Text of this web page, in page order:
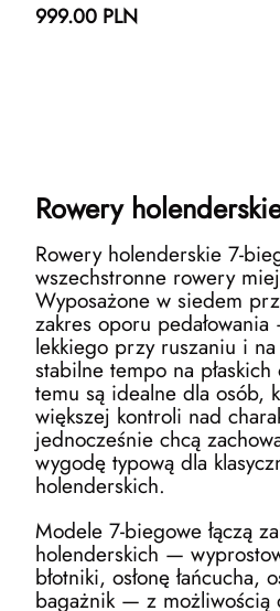
999.00 PLN
Rowery
Rowery holenderskie 7-
wszechstronne rowery
Wyposażone w siedem
zakres oporu
lekkiego przy ruszaniu i
stabilne tempo na
temu są idealne dla osób,
większej kontroli nad
jednocześnie chcą
wygodę typową dla
holenderskich.
Modele 7-biegowe łączą
holenderskich —
błotniki, osłonę łańcucha,
bagażnik — z możliwością